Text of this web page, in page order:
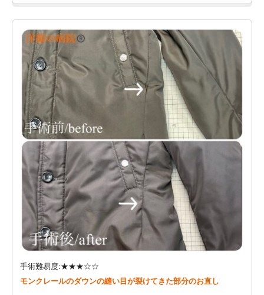
手術難易度:★★★☆☆
モンクレールのダウンの縫い目が裂けてきた部分のお直し